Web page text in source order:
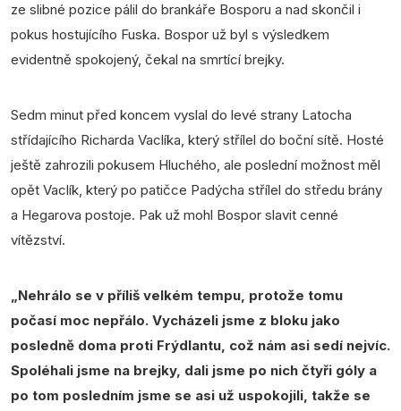
ze slibné pozice pálil do brankáře Bosporu a nad skončil i
pokus hostujícího Fuska. Bospor už byl s výsledkem
evidentně spokojený, čekal na smrtící brejky.
Sedm minut před koncem vyslal do levé strany Latocha
střídajícího Richarda Vaclíka, který střílel do boční sítě. Hosté
ještě zahrozili pokusem Hluchého, ale poslední možnost měl
opět Vaclík, který po patičce Padýcha střílel do středu brány
a Hegarova postoje. Pak už mohl Bospor slavit cenné
vítězství.
„Nehrálo se v příliš velkém tempu, protože tomu
počasí moc nepřálo. Vycházeli jsme z bloku jako
posledně doma proti Frýdlantu, což nám asi sedí nejvíc.
Spoléhali jsme na brejky, dali jsme po nich čtyři góly a
po tom posledním jsme se asi už uspokojili, takže se